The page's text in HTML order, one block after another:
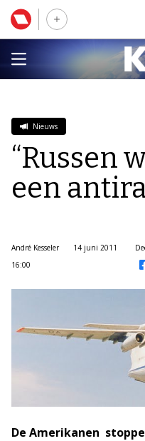
Nieuws
“Russen
een
André Kesseler
14 juni 2011
16:00
De Amerikanen